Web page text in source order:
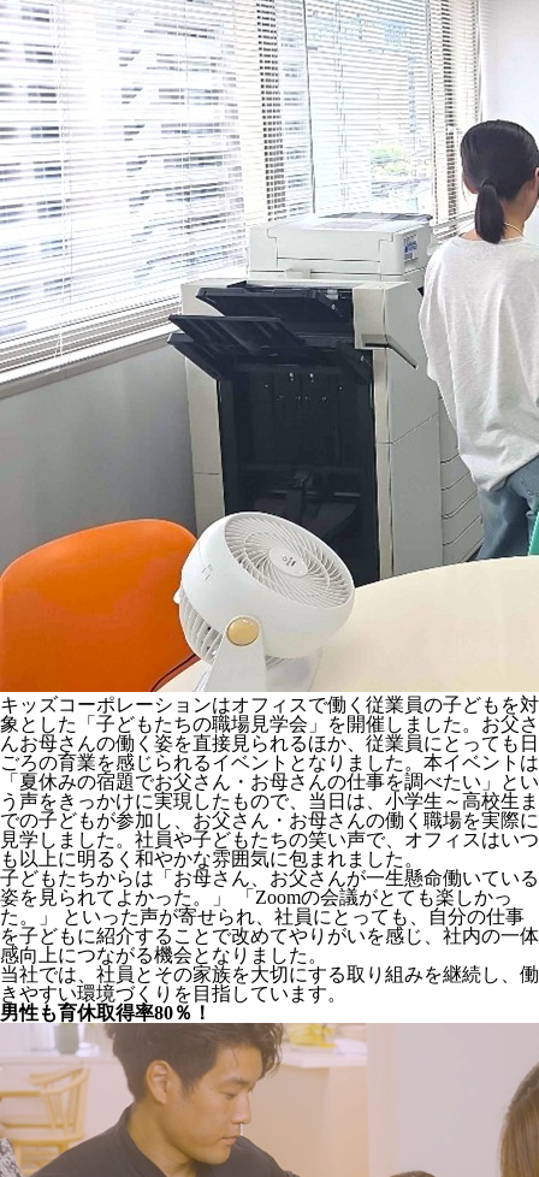
キッズコーポレーションはオフィスで働く従業員の子どもを対
象とした「子どもたちの職場見学会」を開催しました。お父さ
んお母さんの働く姿を直接見られるほか、従業員にとっても日
ごろの育業を感じられるイベントとなりました。本イベントは
「夏休みの宿題でお父さん・お母さんの仕事を調べたい」とい
う声をきっかけに実現したもので、当日は、小学生～高校生ま
での子どもが参加し、お父さん・お母さんの働く職場を実際に
見学しました。社員や子どもたちの笑い声で、オフィスはいつ
も以上に明るく和やかな雰囲気に包まれました。
子どもたちからは「お母さん、お父さんが一生懸命働いている
姿を見られてよかった。」 「Zoomの会議がとても楽しかっ
た。」 といった声が寄せられ、社員にとっても、自分の仕事
を子どもに紹介することで改めてやりがいを感じ、社内の一体
感向上につながる機会となりました。
当社では、社員とその家族を大切にする取り組みを継続し、働
きやすい環境づくりを目指しています。
男性も育休取得率80％！